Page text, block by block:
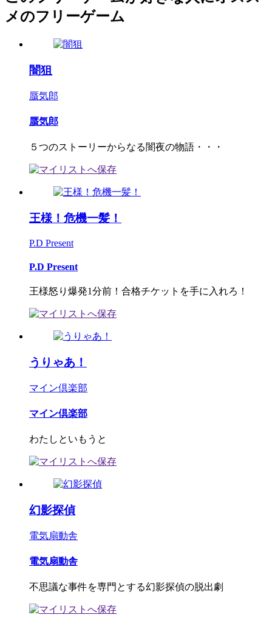
メのフリーゲーム
闇狙
蜃気郎
蜃気郎
５つのストーリーからなる闇夜の物語・・・
王様！危機一髪！
P.D Present
P.D Present
王様怒り爆発1分前！合格チケットを手に入れろ！
うりゃあ！
マイン倶楽部
マイン倶楽部
わたしといもうと
幻影探偵
電気扇動舎
電気扇動舎
不思議な事件を専門とする幻影探偵の脱出劇